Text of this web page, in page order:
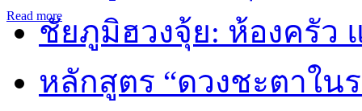
Read moreชัยภูมิฮวงจุ้ย: ห้องครัว
หลักสูตร “ดวงชะตาใน